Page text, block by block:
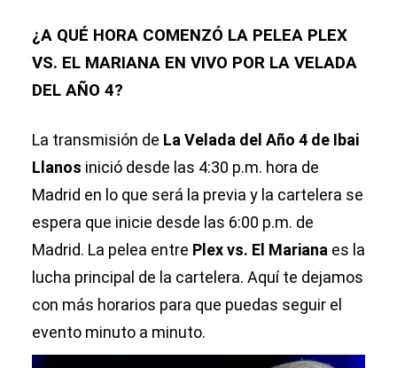
¿A QUÉ HORA COMENZÓ LA PELEA PLEX
VS. EL MARIANA EN VIVO POR LA VELADA
DEL AÑO 4?
La transmisión de La Velada del Año 4 de Ibai
Llanos inició desde las 4:30 p.m. hora de
Madrid en lo que será la previa y la cartelera se
espera que inicie desde las 6:00 p.m. de
Madrid. La pelea entre Plex vs. El Mariana es la
lucha principal de la cartelera. Aquí te dejamos
con más horarios para que puedas seguir el
evento minuto a minuto.